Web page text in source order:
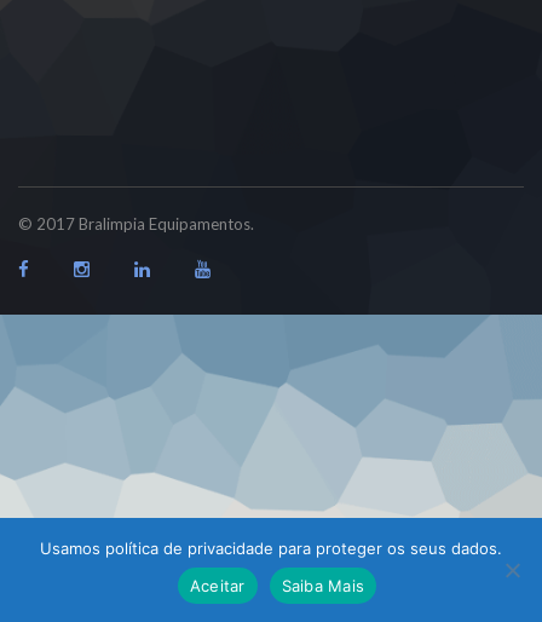
© 2017 Bralimpia Equipamentos.
Usamos política de privacidade para proteger os seus dados.
Aceitar
Saiba Mais
Atendimento